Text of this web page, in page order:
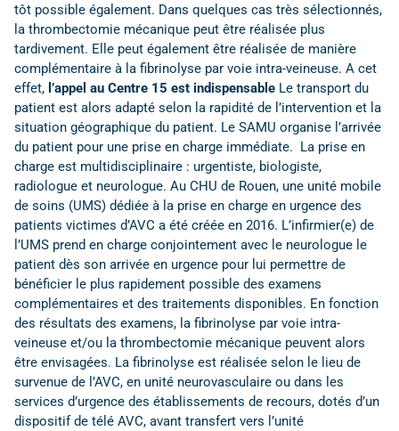
tôt possible également. Dans quelques cas très sélectionnés,
la thrombectomie mécanique peut être réalisée plus
tardivement. Elle peut également être réalisée de manière
complémentaire à la fibrinolyse par voie intra-veineuse. A cet
effet, l’appel au Centre 15 est indispensable Le transport du
patient est alors adapté selon la rapidité de l’intervention et la
situation géographique du patient. Le SAMU organise l’arrivée
du patient pour une prise en charge immédiate. La prise en
charge est multidisciplinaire : urgentiste, biologiste,
radiologue et neurologue. Au CHU de Rouen, une unité mobile
de soins (UMS) dédiée à la prise en charge en urgence des
patients victimes d’AVC a été créée en 2016. L’infirmier(e) de
l’UMS prend en charge conjointement avec le neurologue le
patient dès son arrivée en urgence pour lui permettre de
bénéficier le plus rapidement possible des examens
complémentaires et des traitements disponibles. En fonction
des résultats des examens, la fibrinolyse par voie intra-
veineuse et/ou la thrombectomie mécanique peuvent alors
être envisagées. La fibrinolyse est réalisée selon le lieu de
survenue de l’AVC, en unité neurovasculaire ou dans les
services d’urgence des établissements de recours, dotés d’un
dispositif de télé AVC, avant transfert vers l’unité